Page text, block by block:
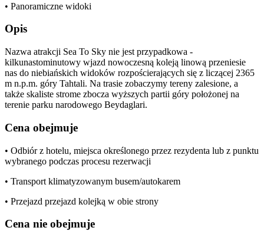
• Panoramiczne widoki
Opis
Nazwa atrakcji Sea To Sky nie jest przypadkowa -
kilkunastominutowy wjazd nowoczesną koleją linową przeniesie
nas do niebiańskich widoków rozpościerających się z liczącej 2365
m n.p.m. góry Tahtali. Na trasie zobaczymy tereny zalesione, a
także skaliste strome zbocza wyższych partii góry położonej na
terenie parku narodowego Beydaglari.
Cena obejmuje
• Odbiór z hotelu, miejsca określonego przez rezydenta lub z punktu
wybranego podczas procesu rezerwacji
• Transport klimatyzowanym busem/autokarem
• Przejazd przejazd kolejką w obie strony
Cena nie obejmuje